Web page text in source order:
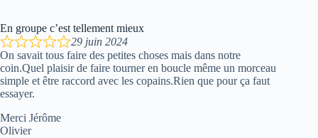
En groupe c’est tellement mieux
29 juin 2024
On savait tous faire des petites choses mais dans notre
coin.Quel plaisir de faire tourner en boucle même un morceau
simple et être raccord avec les copains.Rien que pour ça faut
essayer.
Merci Jérôme
Olivier